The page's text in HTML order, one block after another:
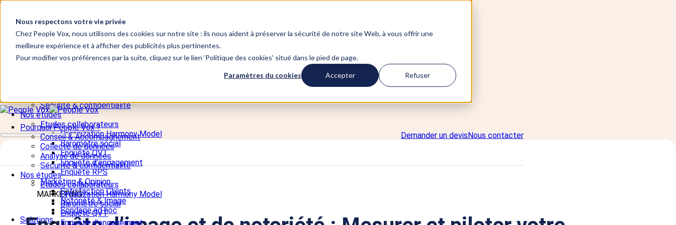
Nous respectons votre vie privée
Chez People Vox, nous utilisons des cookies sur notre site : ils nous aident à préserver la sécurité de notre site Web, à vous offrir une
meilleure expérience et à afficher des publicités plus pertinentes.
Pour modifier vos préférences par la suite, cliquez sur le lien ‘Politique des cookies' situé dans le pied de page.
Paramètres du cookies Accepter Refuser
Skip to content
📞 +33 5 82 95 56 50
Site Vote électronique
Fermer
Sécurité & confidentialité
Nos études
Etudes collaborateurs
Organization Harmony Model
Baromètre social
Enquête QVT
Enquête d'engagement
Enquête RPS
Marketing & Opinion
Satisfaction Clients
Notoriété & Image
Sondage ad hoc
Solutions
Pourquoi People Vox ?
Conseil & Accompagnement
Collecte de données
Analyse de données
Sécurité & confidentialité
Nos études
Etudes collaborateurs
Organization Harmony Model
Baromètre social
Enquête QVT
Enquête d'engagement
Demander un devisNous contacter
MARKETING